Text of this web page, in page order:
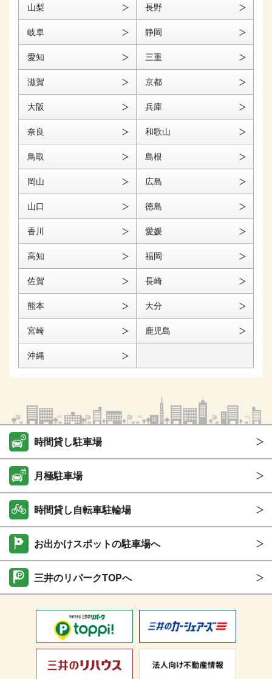
山梨 長野
岐阜 静岡
愛知 三重
滋賀 京都
大阪 兵庫
奈良 和歌山
鳥取 島根
岡山 広島
山口 徳島
香川 愛媛
高知 福岡
佐賀 長崎
熊本 大分
宮崎 鹿児島
沖縄
時間貸し駐車場
月極駐車場
時間貸し自転車駐輪場
お出かけスポットの駐車場へ
三井のリパークTOPへ